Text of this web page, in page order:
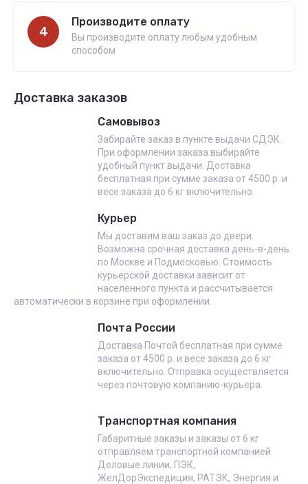
4
Производите оплату
Вы производите оплату любым удобным
способом
Доставка заказов
Самовывоз
Забирайте заказ в пункте выдачи СДЭК.
При оформлении заказа выбирайте
удобный пункт выдачи. Доставка
бесплатная при сумме заказа от 4500 р. и
весе заказа до 6 кг включительно.
Курьер
Мы доставим ваш заказ до двери.
Возможна срочная доставка день-в-день
по Москве и Подмосковью. Стоимость
курьерской доставки зависит от
населенного пункта и рассчитывается
автоматически в корзине при оформлении.
Почта России
Доставка Почтой бесплатная при сумме
заказа от 4500 р. и весе заказа до 6 кг
включительно. Отправка осуществляется
через почтовую компанию-курьера.
Транспортная компания
Габаритные заказы и заказы от 6 кг
отправляем транспортной компанией
Деловые линии, ПЭК,
ЖелДорЭкспедиция, РАТЭК, Энергия и